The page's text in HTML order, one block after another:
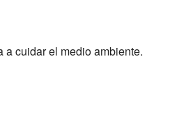
cuidar el medio ambiente.